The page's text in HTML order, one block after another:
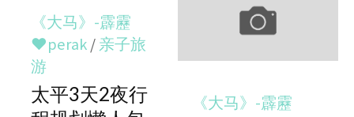
《大马》-霹靂
♥perak/亲子旅
游
太平3天2夜行
《大马》-霹靂